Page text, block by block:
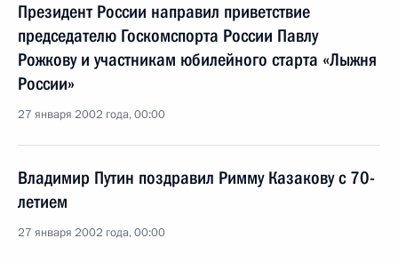
Президент России направил приветствие
председателю Госкомспорта России Павлу
Рожкову и участникам юбилейного старта «Лыжня
России»
27 января 2002 года, 00:00
Владимир Путин поздравил Римму Казакову с 70-
летием
27 января 2002 года, 00:00